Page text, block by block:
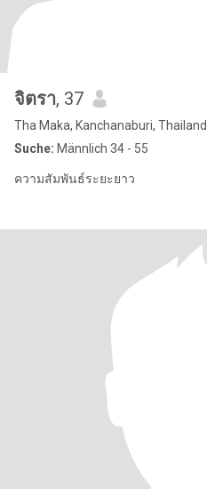
จิตรา, 37
Tha Maka, Kanchanaburi, Thailand
Suche: Männlich 34 - 55
ความสัมพันธ์ระยะยาว